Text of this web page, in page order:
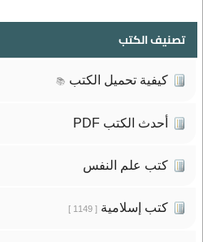
تصنيف الكتب
كيفية تحميل الكتب 📚
أحدث الكتب PDF
كتب علم النفس
كتب إسلامية[ 1149 ]